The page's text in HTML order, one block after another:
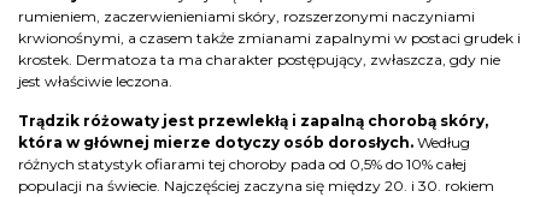
rumieniem, zaczerwienieniami skóry, rozszerzonymi naczyniami
krwionośnymi, a czasem także zmianami zapalnymi w postaci grudek i
krostek. Dermatoza ta ma charakter postępujący, zwłaszcza, gdy nie
jest właściwie leczona.
Trądzik różowaty jest przewlekłą i zapalną chorobą skóry,
która w głównej mierze dotyczy osób dorosłych. Według
różnych statystyk ofiarami tej choroby pada od 0,5% do 10% całej
populacji na świecie. Najczęściej zaczyna się między 20. i 30. rokiem